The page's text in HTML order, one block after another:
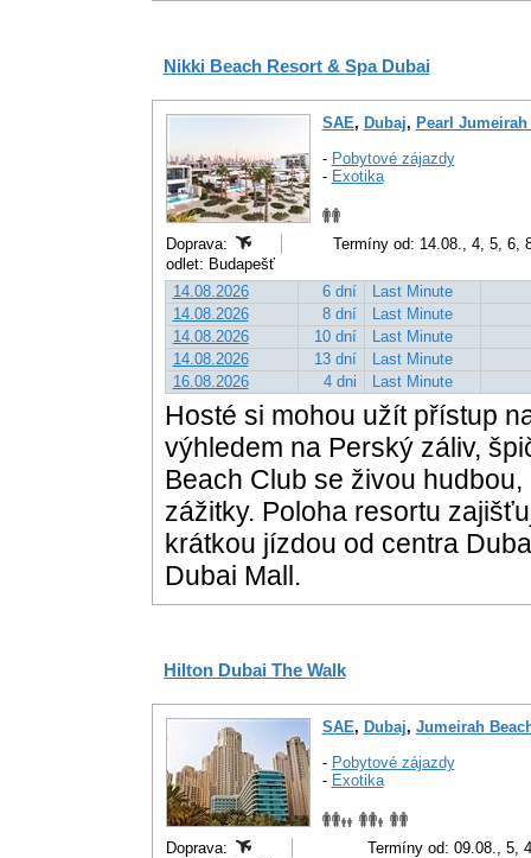
Nikki Beach Resort & Spa Dubai
SAE, Dubaj, Pearl
- Pobytové zájazdy
- Exotika
Doprava:
Termíny od: 14.08., 4, 5, 6,
odlet: Budapešť
14.08.2026
6 dní
Last Minute
14.08.2026
8 dní
Last Minute
14.08.2026
10 dní
Last Minute
14.08.2026
13 dní
Last Minute
16.08.2026
4 dni Last Minute
Hosté si mohou užít přístup
výhledem na Perský záliv,
Beach Club se živou
zážitky. Poloha resortu
krátkou jízdou od centra
Dubai Mall.
Hilton Dubai The Walk
SAE, Dubaj, Jumeirah
- Pobytové zájazdy
- Exotika
Doprava:
Termíny od: 09.08., 5,